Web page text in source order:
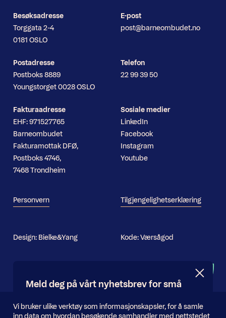
Besøksadresse
Torggata 2-4
0181 OSLO
Postadresse
Postboks 8889
Youngstorget 0028 OSLO
Fakturaadresse
EHF: 971527765
Barneombudet
Fakturamottak DFØ,
Postboks 4746,
7468 Trondheim
Personvern
E-post
post@barneombudet.no
Telefon
22 99 39 50
Sosiale medier
LinkedIn
Facebook
Instagram
Youtube
Tilgjengelighetserklæring
Design: Bielke&Yang Kode:Værsågod
Informasjonskapsler
Vi bruker ulike verktøy som informasjonskapsler, for å samle
inn data om hvordan besøkende samhandler med nettstedet
Meld deg på vårt nyhetsbrev for små